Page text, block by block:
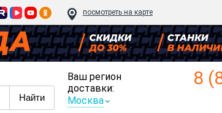
посмотреть на карте
Ваш регион
доставки:
Москва
8